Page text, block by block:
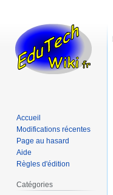
Accueil
Modifications récentes
Page au hasard
Aide
Règles d'édition
Catégories